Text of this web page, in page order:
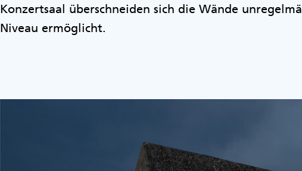
Konzertsaal überschneiden sich die Wände
Niveau ermöglicht.